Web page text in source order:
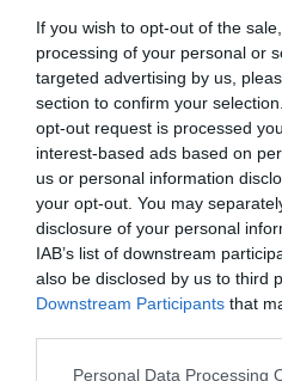
If you wish to opt-out of the
processing of your personal or
targeted advertising by us,
section to confirm your
opt-out request is processed
interest-based ads based on
us or personal information
your opt-out. You may
disclosure of your personal
IAB’s list of downstream
also be disclosed by us to third
Downstream Participants that
Personal Data Processing
ADVERTISEMENT -